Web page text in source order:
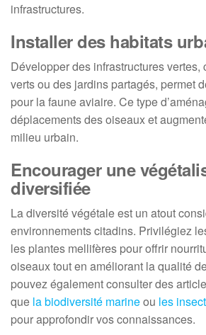
infrastructures.
Installer des habitats
Développer des infrastructures vertes,
verts ou des jardins partagés, permet
pour la faune aviaire. Ce type
déplacements des oiseaux et
milieu urbain.
Encourager une
diversifiée
La diversité végétale est un atout
environnements citadins. Privilégiez
les plantes mellifères pour offrir
oiseaux tout en améliorant la qualité
pouvez également consulter des
que la biodiversité marineou les
pour approfondir vos connaissances.